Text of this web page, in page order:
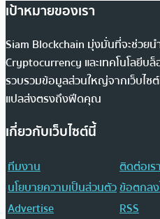
เป้าหมายของเรา
Siam Blockchain มุ่งมั่นที่จะช่วยน
Cryptocurrency และเทคโนโลยีบ
รวบรวมข้อมูลส่วนใหญ่จากเว็บไซต์
แปลส่งตรงถึงฟีดคุณ
เกี่ยวกับเว็บไซต์นี้
ทีมงาน
ติดต่อเร
นโยบายความเป็นส่วนตัวข้อตกลง
Advertise
RSS